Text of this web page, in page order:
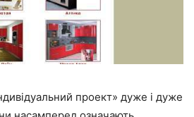
проект» дуже і дуже